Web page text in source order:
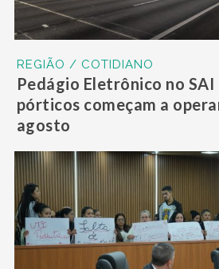
REGIÃO / COTIDIANO
Pedágio Eletrônico no
pórticos começam a
agosto